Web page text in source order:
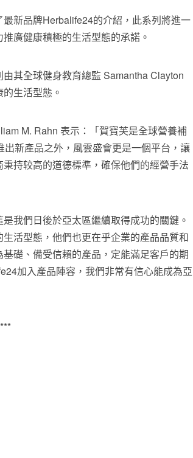
新品牌Herbalife24的介紹，此系列將進一
廣健康積極的生活型態的承諾。
其全球健身教育總監 Samantha Clayton
生活型態。
M. Rahn 表示：「賀寶芙是全球營養補
新產品之外，風雲盛會更是一個平台，讓
持较高的道德標準，確保他們的經營手法
我們日後於亞太區繼續取得成功的關鍵。
活型態，他們也更在乎企業的產品品質和
礎、備受信賴的產品，定能滿足客戶的期
加入產品陣容，我們非常有信心能成為亞
***